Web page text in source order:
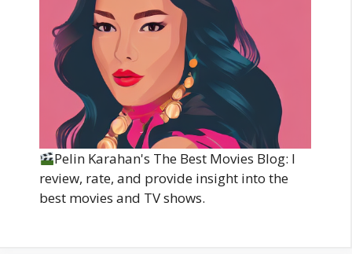
Pelin Karahan's The Best Movies Blog: I
review, rate, and provide insight into the
best movies and TV shows.